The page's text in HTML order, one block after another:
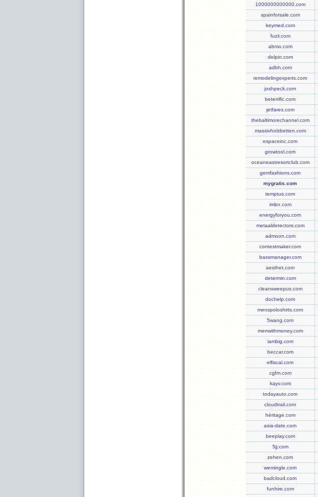
1000000000000.com
spainforsale.com
keymed.com
fuzii.com
abmo.com
delpin.com
adbh.com
remodelingexperts.com
joshpeck.com
beterrific.com
jetfares.com
thebaltimorechannel.com
massivholzbetten.com
espaceinc.com
growtool.com
oceaneastresortclub.com
gemfashions.com
mygratis.com
temptus.com
imbn.com
energyforyou.com
metaaldetectors.com
admoon.com
contestmaker.com
bassmanager.com
aesthet.com
determin.com
cleansweepus.com
dochelp.com
menspoloshirts.com
5wang.com
menwithmoney.com
iambig.com
beccar.com
elfiscal.com
cgfm.com
kayv.com
todayauto.com
cloudtrail.com
héritage.com
asia-date.com
beeplay.com
5jj.com
zehen.com
wemingle.com
badcloud.com
funhire.com